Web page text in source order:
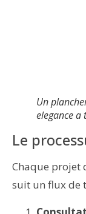
Un
elegance a
Le
Chaque projet
suit un flux de